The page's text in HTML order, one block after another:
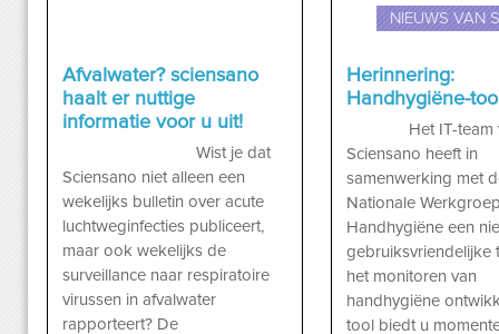
Afvalwater? sciensano
haalt er nuttige
informatie voor u uit!
Wist je dat
Sciensano niet alleen een
wekelijks bulletin over acute
luchtweginfecties publiceert,
maar ook wekelijks de
surveillance naar respiratoire
virussen in afvalwater
rapporteert? De
NIEUWS VAN
Herinnering:
Handhygiëne-
Het IT-team
Sciensano heeft in
samenwerking met
Nationale
Handhygiëne een
gebruiksvriendelijke
het monitoren van
handhygiëne
tool biedt u